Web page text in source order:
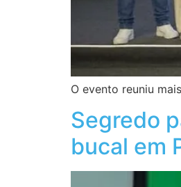
O evento reuniu
Segredo
bucal em